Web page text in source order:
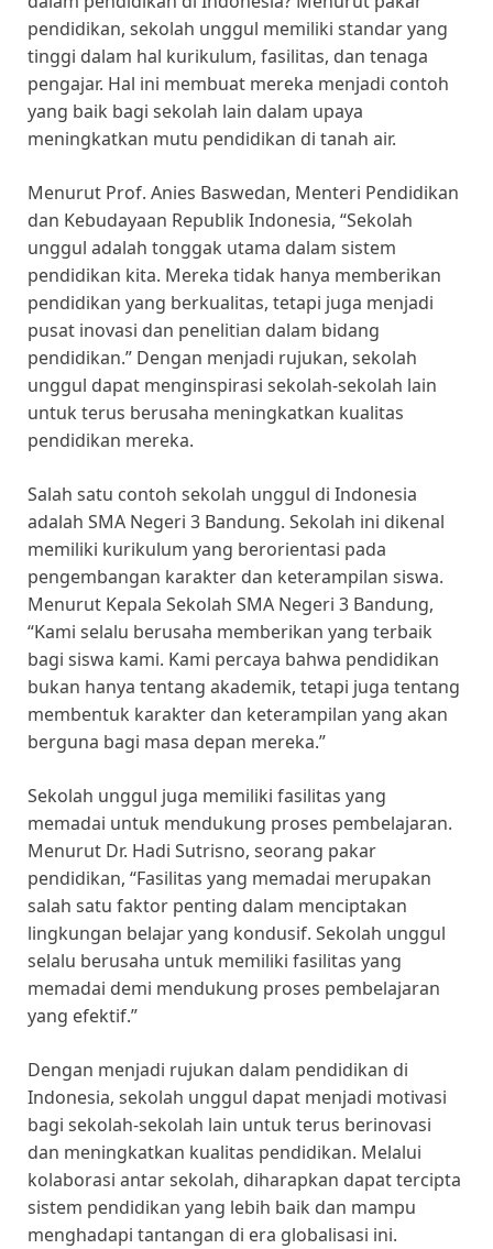
pendidikan, sekolah unggul memiliki standar yang
tinggi dalam hal kurikulum, fasilitas, dan tenaga
pengajar. Hal ini membuat mereka menjadi contoh
yang baik bagi sekolah lain dalam upaya
meningkatkan mutu pendidikan di tanah air.
Menurut Prof. Anies Baswedan, Menteri Pendidikan
dan Kebudayaan Republik Indonesia, “Sekolah
unggul adalah tonggak utama dalam sistem
pendidikan kita. Mereka tidak hanya memberikan
pendidikan yang berkualitas, tetapi juga menjadi
pusat inovasi dan penelitian dalam bidang
pendidikan.” Dengan menjadi rujukan, sekolah
unggul dapat menginspirasi sekolah-sekolah lain
untuk terus berusaha meningkatkan kualitas
pendidikan mereka.
Salah satu contoh sekolah unggul di Indonesia
adalah SMA Negeri 3 Bandung. Sekolah ini dikenal
memiliki kurikulum yang berorientasi pada
pengembangan karakter dan keterampilan siswa.
Menurut Kepala Sekolah SMA Negeri 3 Bandung,
“Kami selalu berusaha memberikan yang terbaik
bagi siswa kami. Kami percaya bahwa pendidikan
bukan hanya tentang akademik, tetapi juga tentang
membentuk karakter dan keterampilan yang akan
berguna bagi masa depan mereka.”
Sekolah unggul juga memiliki fasilitas yang
memadai untuk mendukung proses pembelajaran.
Menurut Dr. Hadi Sutrisno, seorang pakar
pendidikan, “Fasilitas yang memadai merupakan
salah satu faktor penting dalam menciptakan
lingkungan belajar yang kondusif. Sekolah unggul
selalu berusaha untuk memiliki fasilitas yang
memadai demi mendukung proses pembelajaran
yang efektif.”
Dengan menjadi rujukan dalam pendidikan di
Indonesia, sekolah unggul dapat menjadi motivasi
bagi sekolah-sekolah lain untuk terus berinovasi
dan meningkatkan kualitas pendidikan. Melalui
kolaborasi antar sekolah, diharapkan dapat tercipta
sistem pendidikan yang lebih baik dan mampu
menghadapi tantangan di era globalisasi ini.